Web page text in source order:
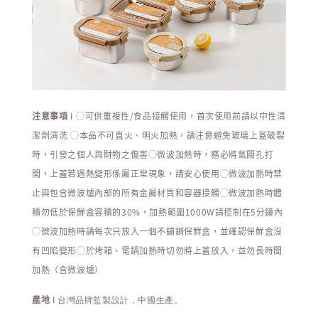
注意事項 I ◯可供重複性/食品接觸使用，首次使用前請以中性清
潔劑清洗 ◯本品不可直火、明火加熱，請注意避免玻璃上蓋破裂
時，引發之個人與財物之傷害◯微波加熱時，務必將氣閥孔打
開，上蓋若遇熱變形係屬正常現象，請安心使用◯微波加熱時禁
止與包含微波爐內部的所有金屬材質和容器接觸◯微波加熱時體
積勿低於保鮮盒容積的30%，加熱範圍1000W請控制在5分鐘內
◯微波加熱時請每次只放入一個不鏽鋼保鮮盒，並確認保鮮盒沒
有凹陷變形◯於烤箱、電鍋加熱時切勿將上蓋放入，並勿長時間
加熱（含微波爐）
產地 I 台灣品牌監製設計，中國生產。